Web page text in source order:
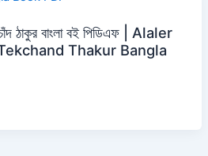
ঠাকুর বাংলা বই পিডিএফ | Alaler
Thakur Bangla